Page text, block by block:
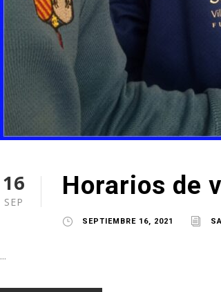
16
SEP
Horarios de
SEPTIEMBRE 16, 2021
...